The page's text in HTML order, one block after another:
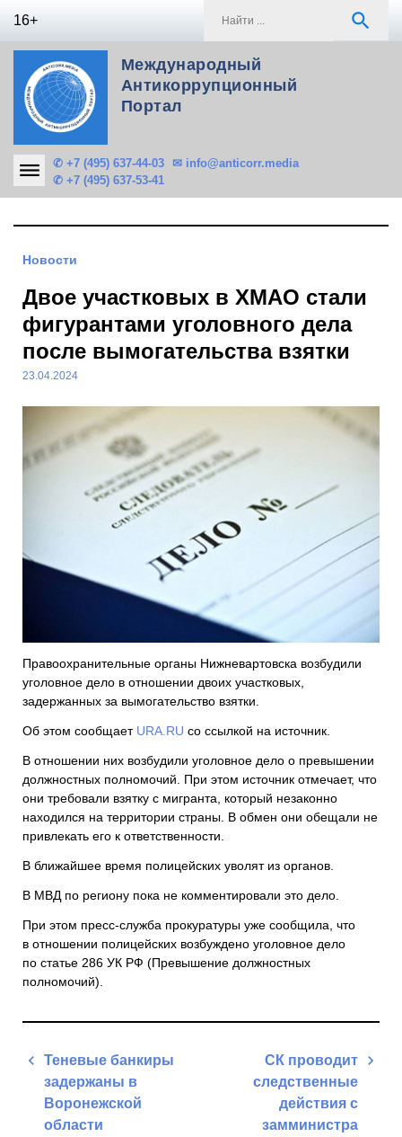
16+ search
Международный
Антикоррупционный
Портал
✆ +7 (495) 637-44-03
✆ +7 (495) 637-53-41
✉ info@anticorr.media
Новости
Двое участковых в ХМАО стали
фигурантами уголовного дела
после вымогательства взятки
23.04.2024
Правоохранительные органы Нижневартовска возбудили
уголовное дело в отношении двоих участковых,
задержанных за вымогательство взятки.
Об этом сообщает URA.RU со ссылкой на источник.
В отношении них возбудили уголовное дело о превышении
должностных полномочий. При этом источник отмечает, что
они требовали взятку с мигранта, который незаконно
находился на территории страны. В обмен они обещали не
привлекать его к ответственности.
В ближайшее время полицейских уволят из органов.
В МВД по региону пока не комментировали это дело.
При этом пресс-служба прокуратуры уже сообщила, что
в отношении полицейских возбуждено уголовное дело
по статье 286 УК РФ (Превышение должностных
полномочий).
Навигация
записям
Теневые банкиры
задержаны в
Воронежской
области
СК проводит
следственные
действия с
замминистра